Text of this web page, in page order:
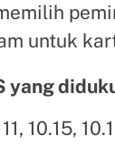
untuk
yang
10.15,